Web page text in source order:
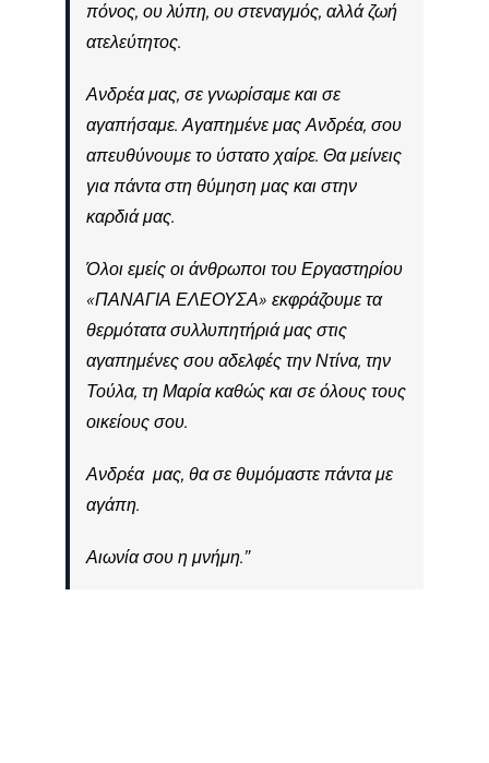
πόνος, ου λύπη, ου στεναγμός, αλλά ζωή
ατελεύτητος.
Ανδρέα μας, σε γνωρίσαμε και σε
αγαπήσαμε. Αγαπημένε μας Ανδρέα, σου
απευθύνουμε το ύστατο χαίρε. Θα μείνεις
για πάντα στη θύμηση μας και στην
καρδιά μας.
Όλοι εμείς οι άνθρωποι του Εργαστηρίου
«ΠΑΝΑΓΙΑ ΕΛΕΟΥΣΑ» εκφράζουμε τα
θερμότατα συλλυπητήριά μας στις
αγαπημένες σου αδελφές την Ντίνα, την
Τούλα, τη Μαρία καθώς και σε όλους τους
οικείους σου.
Ανδρέα μας, θα σε θυμόμαστε πάντα με
αγάπη.
Αιωνία σου η μνήμη.”